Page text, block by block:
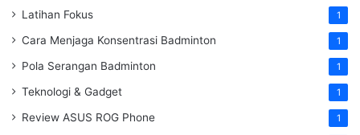
Latihan Fokus 1
Cara Menjaga Konsentrasi Badminton 1
Pola Serangan Badminton 1
Teknologi & Gadget 1
Review ASUS ROG Phone 1